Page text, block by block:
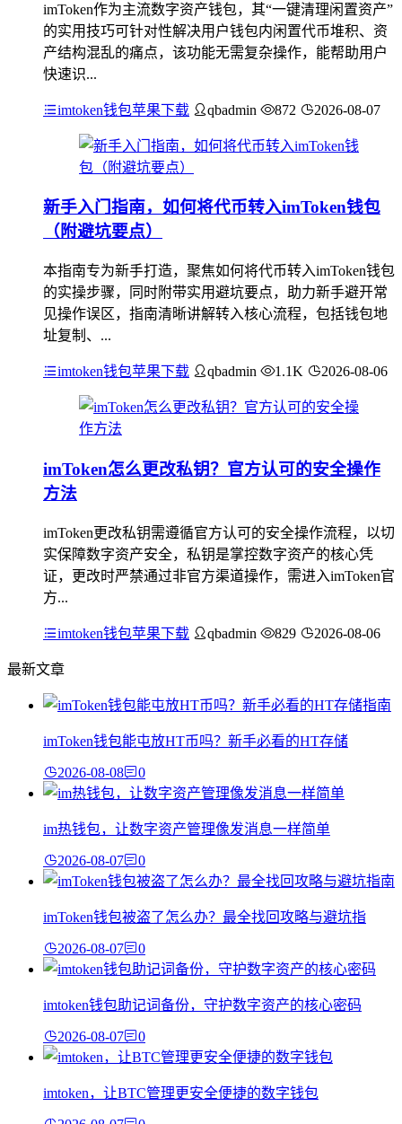
imToken作为主流数字资产钱包，其“一键清理闲置资产”
的实用技巧可针对性解决用户钱包内闲置代币堆积、资
产结构混乱的痛点，该功能无需复杂操作，能帮助用户
快速识...
imtoken钱包苹果下载 qbadmin 872 2026-08-07
新手入门指南，如何将代币转入imToken钱包
（附避坑要点）
本指南专为新手打造，聚焦如何将代币转入imToken钱包
的实操步骤，同时附带实用避坑要点，助力新手避开常
见操作误区，指南清晰讲解转入核心流程，包括钱包地
址复制、...
imtoken钱包苹果下载 qbadmin 1.1K 2026-08-06
imToken怎么更改私钥？官方认可的安全操作
方法
imToken更改私钥需遵循官方认可的安全操作流程，以切
实保障数字资产安全，私钥是掌控数字资产的核心凭
证，更改时严禁通过非官方渠道操作，需进入imToken官
方...
imtoken钱包苹果下载 qbadmin 829 2026-08-06
最新文章
imToken钱包能屯放HT币吗？新手必看的HT存储
2026-08-08 0
im热钱包，让数字资产管理像发消息一样简单
2026-08-07 0
imToken钱包被盗了怎么办？最全找回攻略与避坑指
2026-08-07 0
imtoken钱包助记词备份，守护数字资产的核心密码
2026-08-07 0
imtoken，让BTC管理更安全便捷的数字钱包